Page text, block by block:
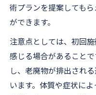
術プランを提案しても
ができます。
注意点としては、初回
感じる場合があること
し、老廃物が排出され
います。体質や症状によ